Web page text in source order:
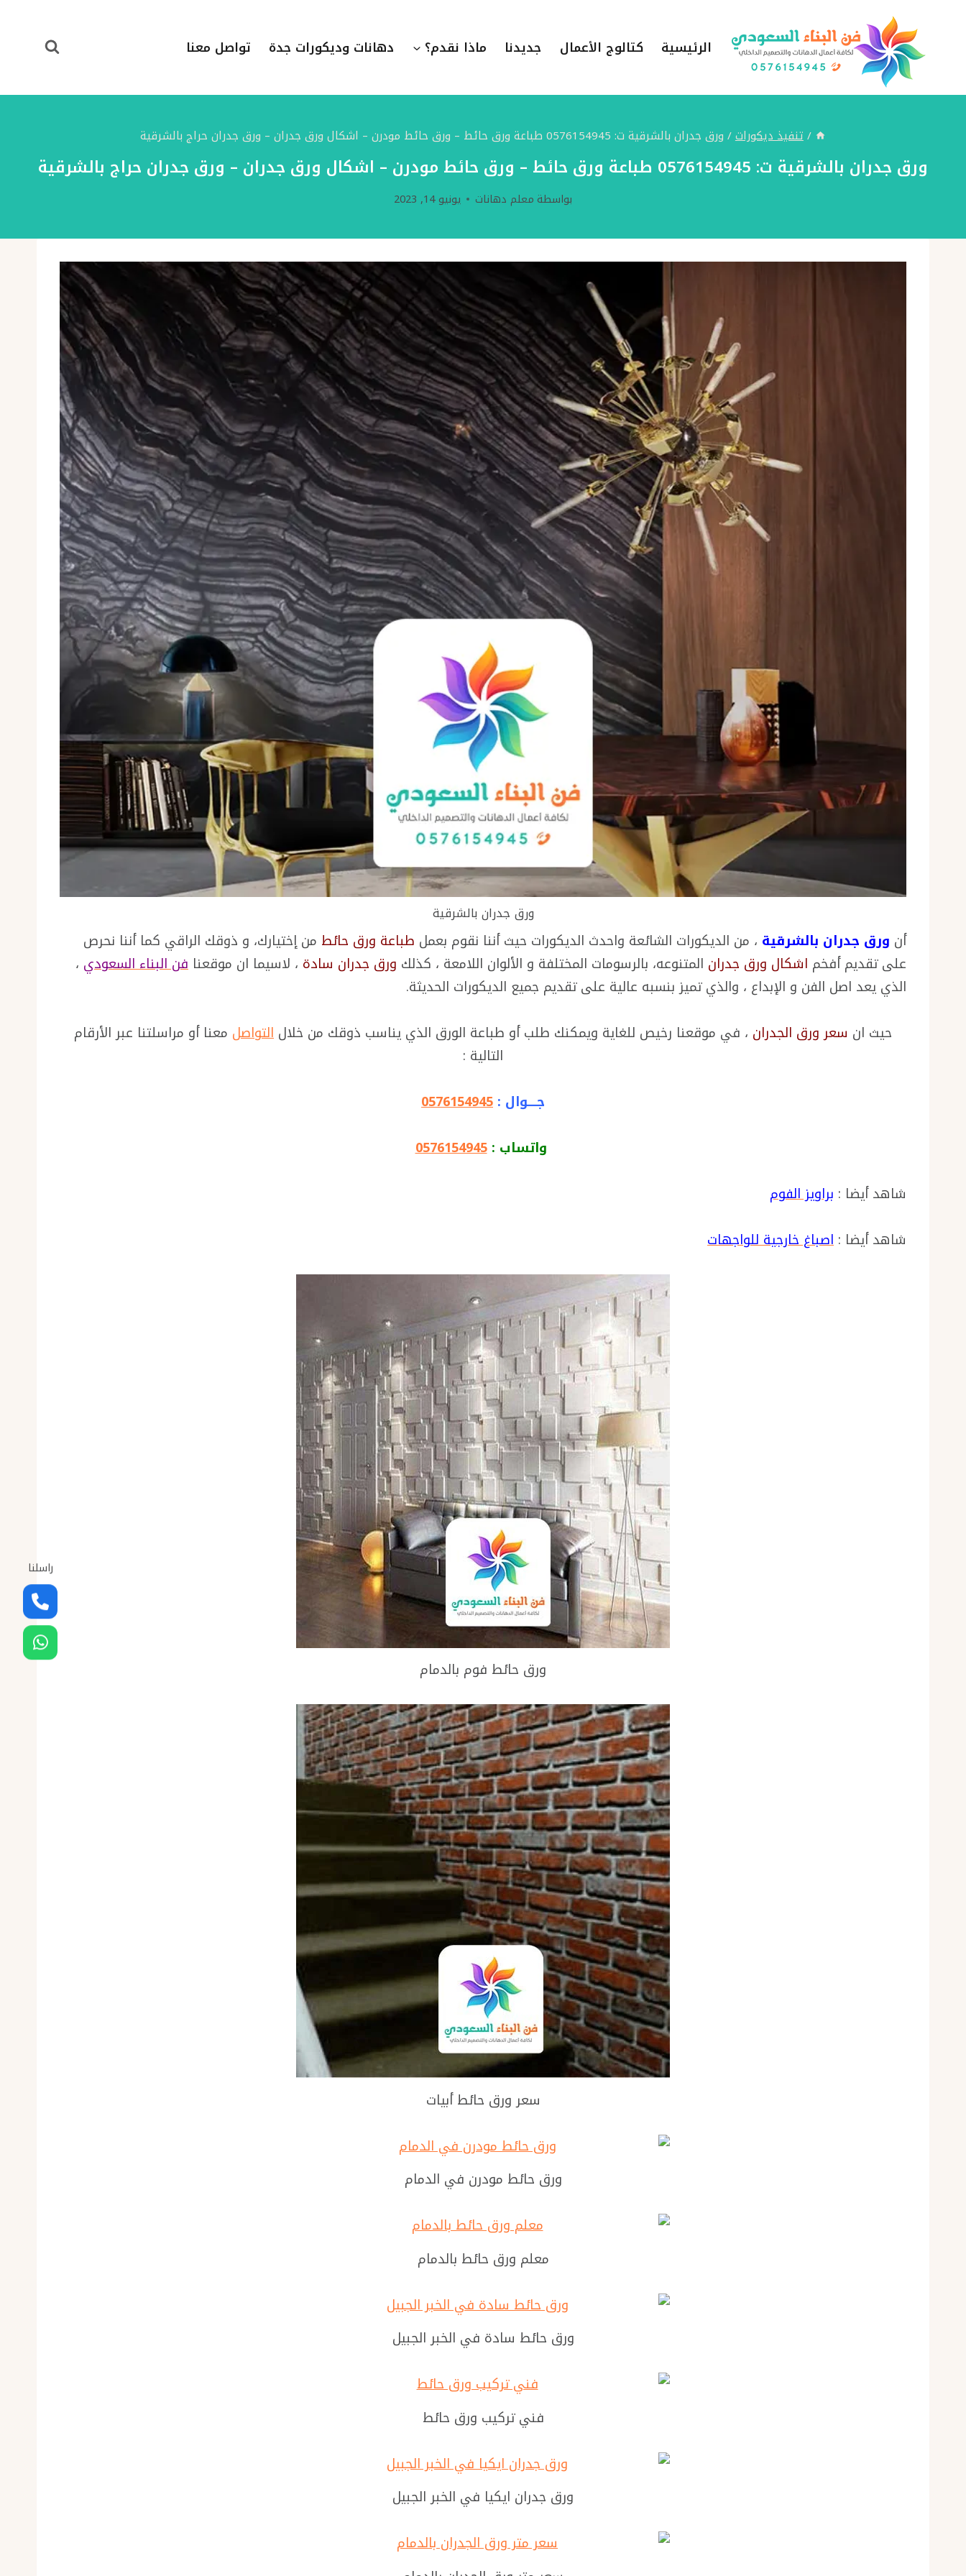
المحتوى
الرئيسية كتالوج الأعمال جديدنا ماذا نقدم؟ دهانات وديكورات جدة تواصل معنا
/تنفيذ ديكورات/ ورق جدران بالشرقية ت: 0576154945 طباعة ورق حائط – ورق حائط مودرن – اشكال ورق جدران – ورق جدران حراج بالشرقية
ورق جدران بالشرقية ت: 0576154945 طباعة ورق حائط – ورق حائط مودرن – اشكال ورق جدران – ورق جدران حراج بالشرقية
بواسطة معلم دهانات يونيو 14, 2023
ورق جدران بالشرقية
أن ورق جدران بالشرقية ، من الديكورات الشائعة واحدث الديكورات حيث أننا نقوم بعمل طباعة ورق حائط من إختيارك، و ذوقك الراقي كما أننا نحرص
على تقديم أفخم اشكال ورق جدران المتنوعه، بالرسومات المختلفة و الألوان اللامعة ، كذلك ورق جدران سادة ، لاسيما ان موقعنا فن البناء السعودي ،
الذي يعد اصل الفن و الإبداع ، والذي تميز بنسبه عالية على تقديم جميع الديكورات الحديثة.
حيث ان سعر ورق الجدران ، في موقعنا رخيص للغاية ويمكنك طلب أو طباعة الورق الذي يناسب ذوقك من خلال التواصل معنا أو مراسلتنا عبر الأرقام
التالية :
جــــوال : 0576154945
واتساب :0576154945
شاهد أيضا : براويز الفوم
شاهد أيضا : اصباغ خارجية للواجهات
ورق حائط فوم بالدمام
سعر ورق حائط أبيات
ورق حائط مودرن في الدمام
معلم ورق حائط بالدمام
ورق حائط سادة في الخبر الجبيل
فني تركيب ورق حائط
ورق جدران ايكيا في الخبر الجبيل
راسلنا